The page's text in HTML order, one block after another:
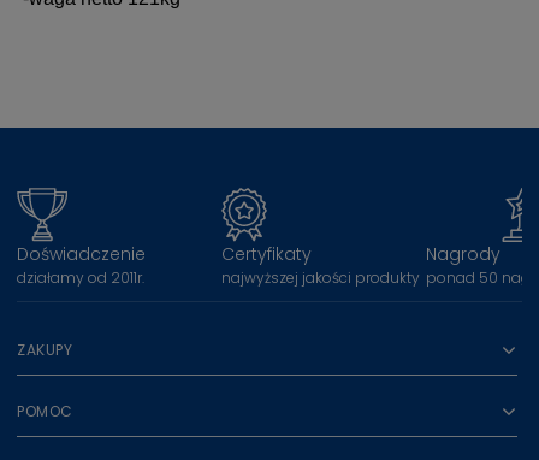
Doświadczenie
działamy od 2011r.
Certyfikaty
najwyższej jakości produkty
Nagrody
ponad 50
ZAKUPY
POMOC